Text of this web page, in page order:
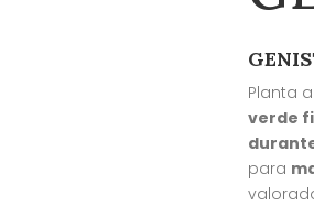
Planta
verde
para